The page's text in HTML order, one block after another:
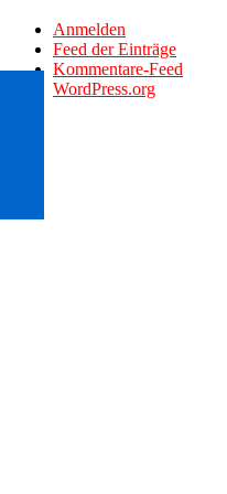
Anmelden
Feed der Einträge
Kommentare-Feed
WordPress.org